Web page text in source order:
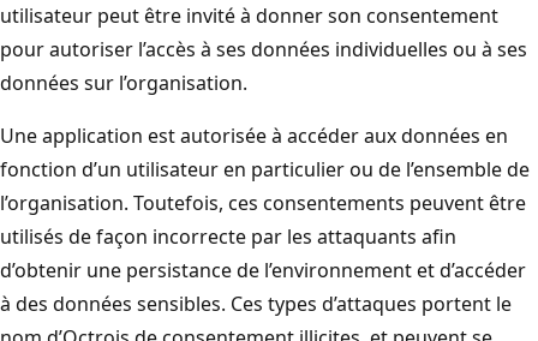
utilisateur peut être invité à donner son consentement
pour autoriser l’accès à ses données individuelles ou à ses
données sur l’organisation.
Une application est autorisée à accéder aux données en
fonction d’un utilisateur en particulier ou de l’ensemble de
l’organisation. Toutefois, ces consentements peuvent être
utilisés de façon incorrecte par les attaquants afin
d’obtenir une persistance de l’environnement et d’accéder
à des données sensibles. Ces types d’attaques portent le